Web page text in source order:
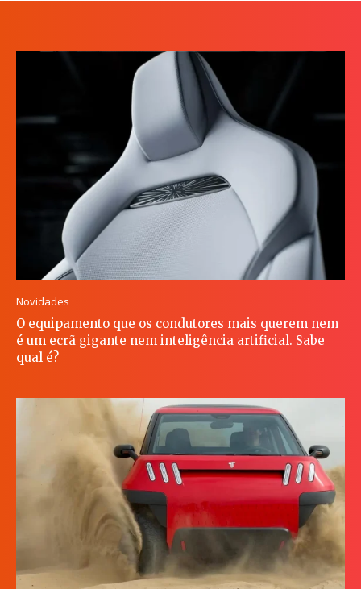
Novidades
O equipamento que os condutores mais querem nem
é um ecrã gigante nem inteligência artificial. Sabe
qual é?